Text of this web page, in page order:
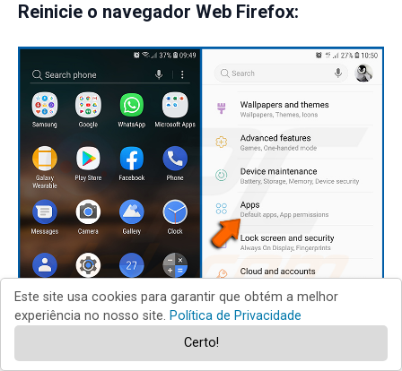
Reinicie o navegador Web Firefox:
Este site usa cookies para garantir que obtém a melhor
experiência no nosso site. Política de Privacidade
Certo!